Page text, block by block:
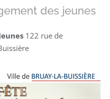
des jeunes
122 rue de